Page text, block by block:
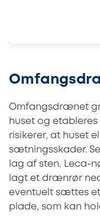
Omfangsdrænet
huset og
risikerer, at huset
sætningsskader.
lag af sten, Leca-
lagt et drænrør
eventuelt sættes
plade, som kan